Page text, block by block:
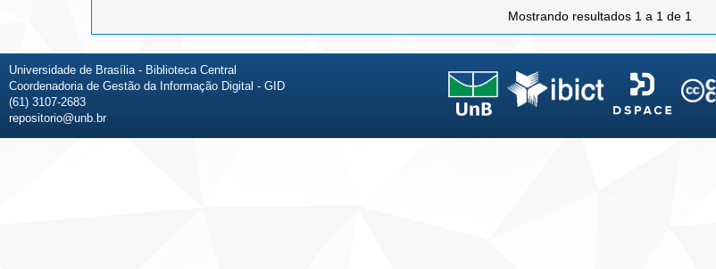
Mostrando resultados 1 a 1 de 1
Universidade de Brasília - Biblioteca Central
Coordenadoria de Gestão da Informação Digital - GID
(61) 3107-2683
repositorio@unb.br